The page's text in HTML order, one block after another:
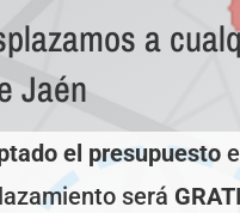
a
Jaén
el presupuesto
será